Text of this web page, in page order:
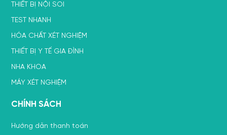
THIẾT BỊ NỘI SOI
TEST NHANH
HÓA CHẤT XÉT NGHIỆM
THIẾT BỊ Y TẾ GIA ĐÌNH
NHA KHOA
MÁY XÉT NGHIỆM
CHÍNH SÁCH
Hướng dẫn thanh toán